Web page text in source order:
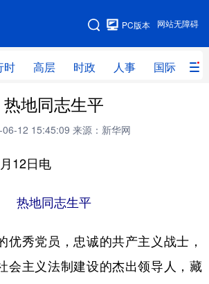
网站无障碍
PC版本
时 高层 时政 人事 国际 财
网站地图
高层 时政
财经 网评
思客智库
视频 图片 政务
热地同志生平
06-12 15:45:09 来源：新华网
12日电
热地同志生平
秀党员，忠诚的共产主义战士，
会主义法制建设的杰出领导人，藏